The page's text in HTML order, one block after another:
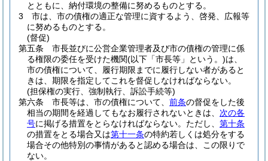
とともに、納付環境の整備に努めるものとする。
3
市は、市の債権の適正な管理に資するよう、啓発、広報等
に努めるものとする。
(督促)
第五条
市長並びに公営企業管理者及び市の債権の管理に係
る権限の委任を受けた機関(以下「市長等」という。)は、
市の債権について、履行期限までに履行しない者があると
きは、期限を指定してこれを督促しなければならない。
(担保権の実行、強制執行、訴訟手続等)
第六条
市長等は、市の債権について、 前条の督促をした後
相当の期間を経過してもなお履行されないときは、 次の各
号に掲げる措置をとらなければならない。 ただし、 第十条
の措置をとる場合又は第十一条の特約若しくは処分をする
場合その他特別の事情があると認める場合は、この限りで
ない。